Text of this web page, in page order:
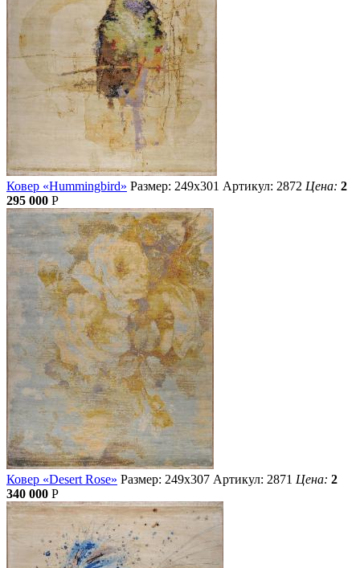
Ковер «Hummingbird» Размер: 249х301 Артикул: 2872 Цена: 2
295 000 Р
Ковер «Desert Rose» Размер: 249х307 Артикул: 2871 Цена: 2
340 000 Р